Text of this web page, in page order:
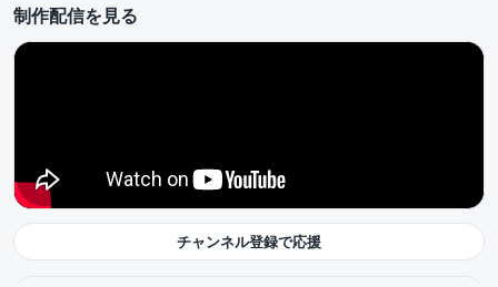
制作配信を見る
チャンネル登録で応援